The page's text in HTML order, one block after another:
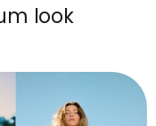
look